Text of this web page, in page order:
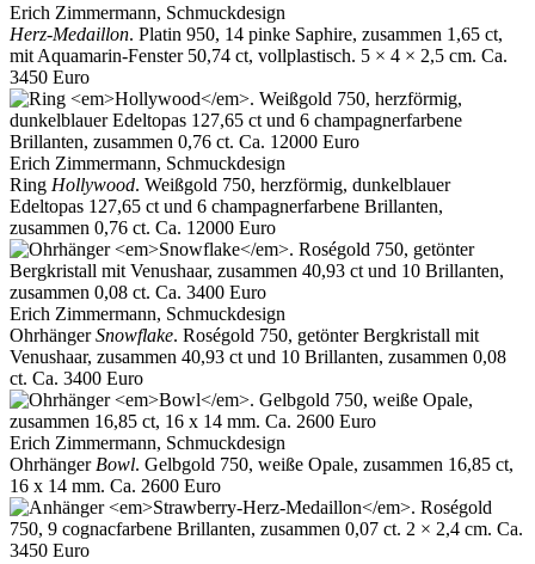
Erich Zimmermann, Schmuckdesign
Herz-Medaillon. Platin 950, 14 pinke Saphire, zusammen 1,65 ct,
mit Aquamarin-Fenster 50,74 ct, vollplastisch. 5 × 4 × 2,5 cm. Ca.
3450 Euro
Erich Zimmermann, Schmuckdesign
Ring Hollywood. Weißgold 750, herzförmig, dunkelblauer
Edeltopas 127,65 ct und 6 champagnerfarbene Brillanten,
zusammen 0,76 ct. Ca. 12000 Euro
Erich Zimmermann, Schmuckdesign
OhrhängerSnowflake. Roségold 750, getönter Bergkristall mit
Venushaar, zusammen 40,93 ct und 10 Brillanten, zusammen 0,08
ct. Ca. 3400 Euro
Erich Zimmermann, Schmuckdesign
Ohrhänger Bowl. Gelbgold 750, weiße Opale, zusammen 16,85 ct,
16 x 14 mm. Ca. 2600 Euro